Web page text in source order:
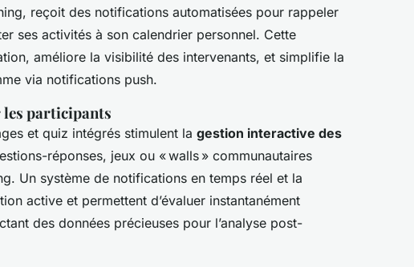
reçoit des notifications automatisées pour rappeler
ses activités à son calendrier personnel. Cette
améliore la visibilité des intervenants, et simplifie la
via notifications push.
les participants
et quiz intégrés stimulent la gestion interactive des
réponses, jeux ou « walls » communautaires
Un système de notifications en temps réel et la
active et permettent d’évaluer instantanément
des données précieuses pour l’analyse post-